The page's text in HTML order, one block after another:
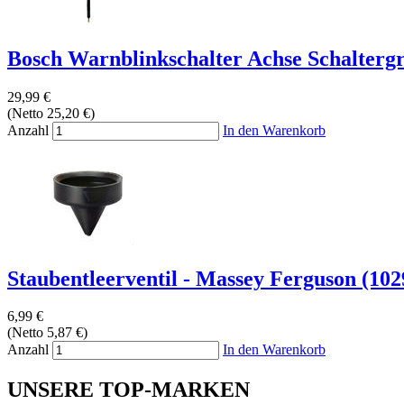
Bosch Warnblinkschalter Achse
29,99 €
(Netto 25,20 €)
Anzahl
In den Warenkorb
Staubentleerventil - Massey Ferguson
6,99 €
(Netto 5,87 €)
Anzahl
In den Warenkorb
UNSERE TOP-MARKEN